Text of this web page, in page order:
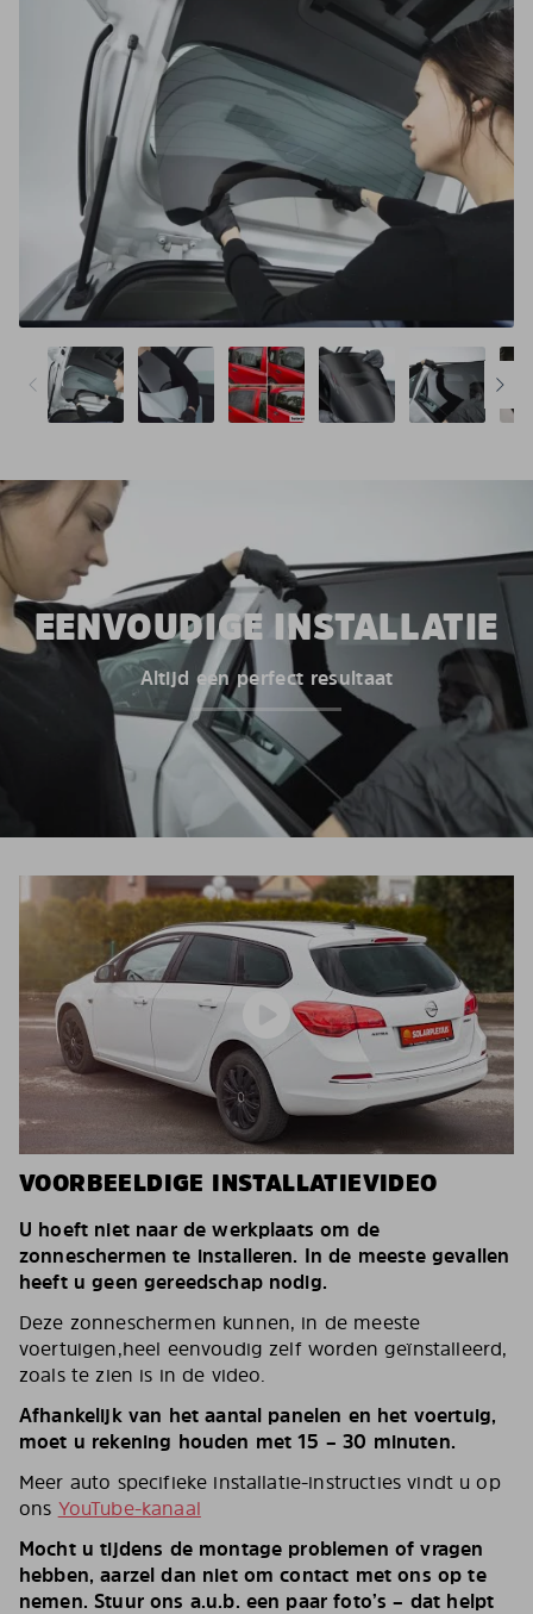
EENVOUDIGE INSTALLATIE
Altijd een perfect resultaat
VOORBEELDIGE INSTALLATIEVIDEO
U hoeft niet naar de werkplaats om de
zonneschermen te installeren. In de meeste gevallen
heeft u geen gereedschap nodig.
Deze zonneschermen kunnen, in de meeste
voertuigen,heel eenvoudig zelf worden geïnstalleerd,
zoals te zien is in de video.
Afhankelijk van het aantal panelen en het voertuig,
moet u rekening houden met 15 – 30 minuten.
Meer auto specifieke installatie-instructies vindt u op
ons YouTube-kanaal
Mocht u tijdens de montage problemen of vragen
hebben, aarzel dan niet om contact met ons op te
nemen. Stuur ons a.u.b. een paar foto’s – dat helpt